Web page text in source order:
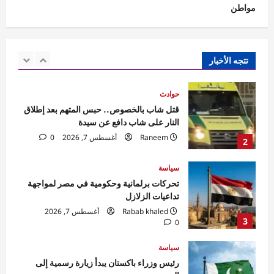
مواطن
تتجه الأخبار
2
قتل شاب بالخصوص.. حبس المتهم بعد إطلاق
3
سياسة
تحركات برلمانية وحكومية في مصر لمواجهة
تداعيات الزلازل
Rabab khaled
0
4
سياسة
رئيس وزراء باكستان يبدأ زيارة رسمية إلى
السعودية
Rabab khaled
أغسطس 7, 2026
0
محافظات
محافظ الجيزة يعلن بدء تطوير ورصف شارع